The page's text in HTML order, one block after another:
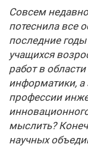
Совсем
потеснила все
последние
учащихся
работ в
информатики, а
профессии
мыслить?
научных